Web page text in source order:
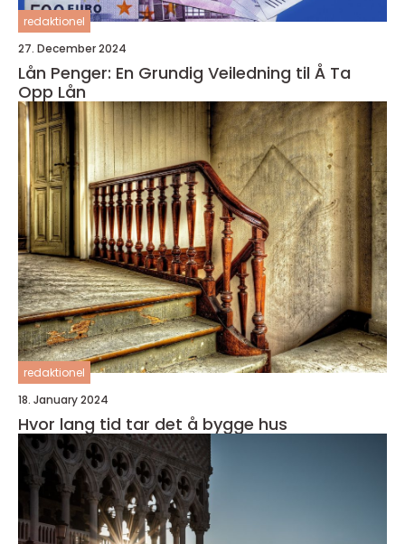
redaktionel
27. December 2024
Lån Penger: En Grundig Veiledning til Å Ta
Opp Lån
redaktionel
18. January 2024
Hvor lang tid tar det å bygge hus